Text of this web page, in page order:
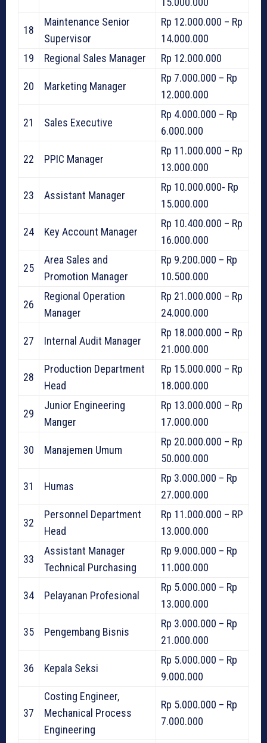
18
Maintenance Senior
Supervisor
Rp 12.000.000 – Rp
14.000.000
19
Regional Sales Manager Rp 12.000.000
20 Marketing Manager
Rp 7.000.000 – Rp
12.000.000
21 Sales Executive
Rp 4.000.000 – Rp
6.000.000
22 PPIC Manager
Rp 11.000.000 – Rp
13.000.000
23 Assistant Manager
Rp 10.000.000- Rp
15.000.000
24 Key Account Manager
Rp 10.400.000 – Rp
16.000.000
25
Area Sales and
Promotion Manager
Rp 9.200.000 – Rp
10.500.000
26
Regional Operation
Manager
Rp 21.000.000 – Rp
24.000.000
27 Internal Audit Manager
Rp 18.000.000 – Rp
21.000.000
28
Production Department
Head
Rp 15.000.000 – Rp
18.000.000
29
Junior Engineering
Manger
Rp 13.000.000 – Rp
17.000.000
30 Manajemen Umum
Rp 20.000.000 – Rp
50.000.000
31 Humas
Rp 3.000.000 – Rp
27.000.000
32
Personnel Department
Head
Rp 11.000.000 – RP
13.000.000
33
Assistant Manager
Technical Purchasing
Rp 9.000.000 – Rp
11.000.000
34 Pelayanan Profesional
Rp 5.000.000 – Rp
13.000.000
35 Pengembang Bisnis
Rp 3.000.000 – Rp
21.000.000
36 Kepala Seksi
Rp 5.000.000 – Rp
9.000.000
37
Costing Engineer,
Mechanical Process
Engineering
Rp 5.000.000 – Rp
7.000.000